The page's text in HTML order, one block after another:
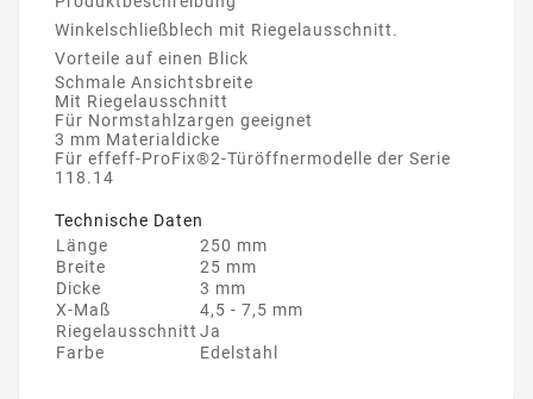
Winkelschließblech mit Riegelausschnitt.
Vorteile auf einen Blick
Schmale Ansichtsbreite
Mit Riegelausschnitt
Für Normstahlzargen geeignet
3 mm Materialdicke
Für effeff-ProFix®2-Türöffnermodelle der Serie
118.14
Technische Daten
Länge
250 mm
Breite
25 mm
Dicke
3 mm
X-Maß
4,5 - 7,5 mm
Riegelausschnitt Ja
Farbe
Edelstahl